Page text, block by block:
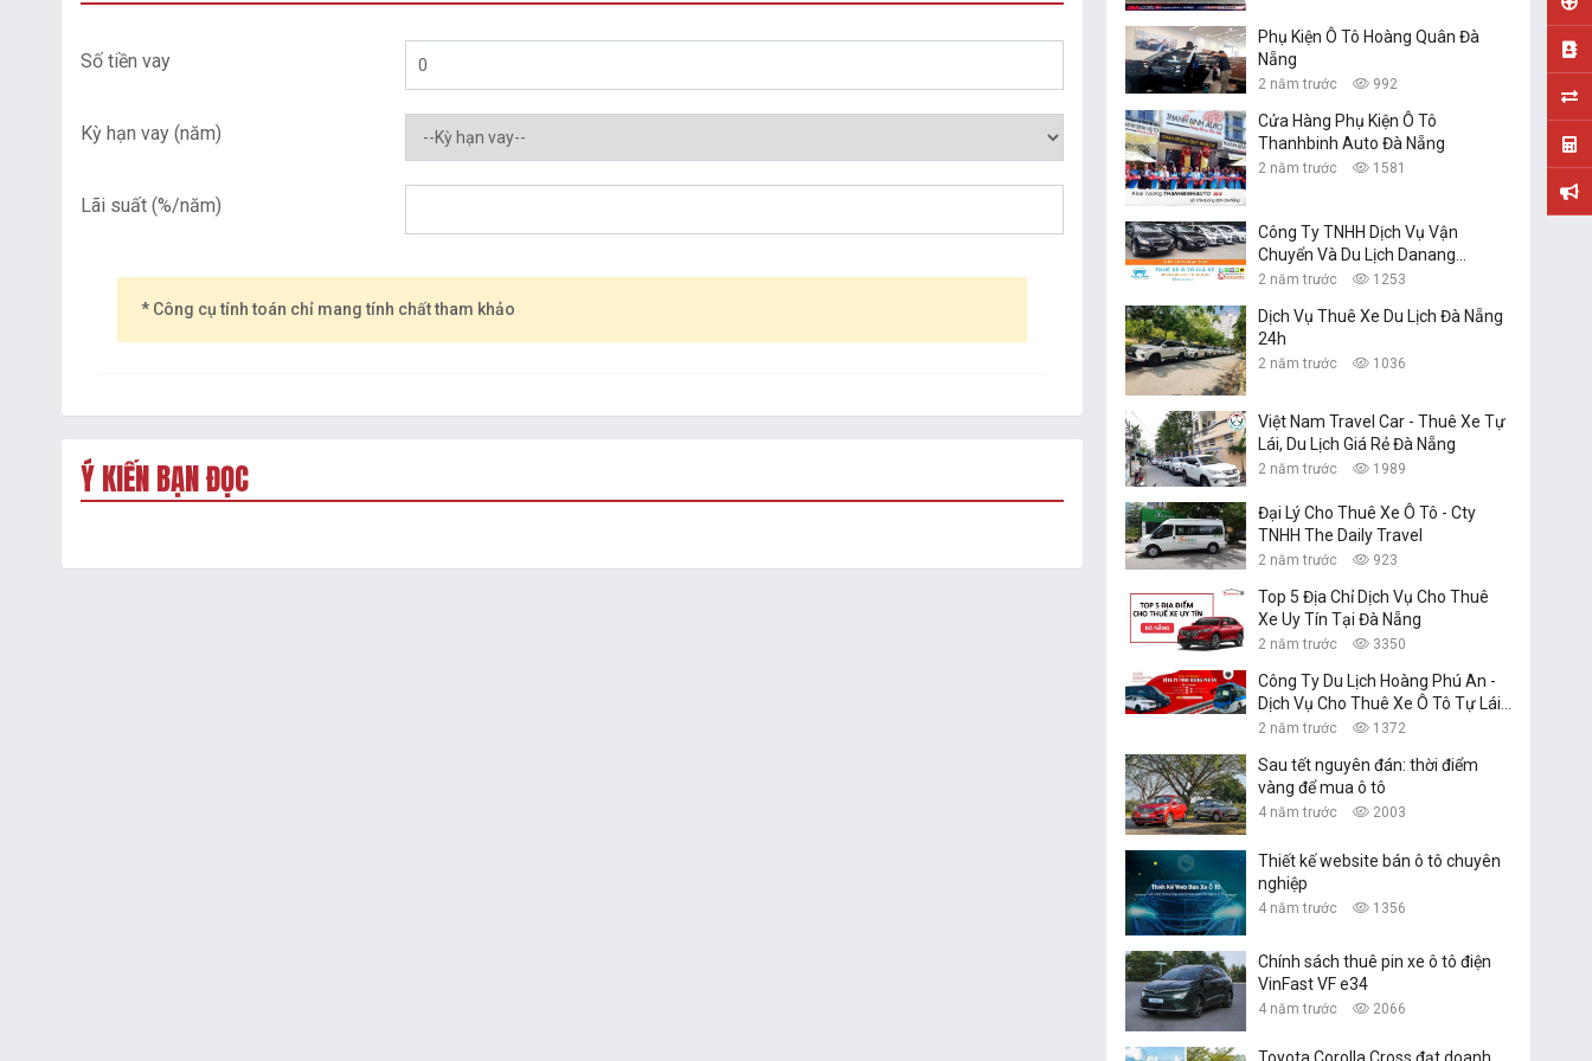
Số tiền vay
Kỳ hạn vay (năm)
Lãi suất (%/năm)
* Công cụ tính toán chỉ mang tính chất tham khảo
Ý KIẾN BẠN ĐỌC
Phụ Kiện Ô Tô Hoàng Quân Đà
Nẵng
2 năm trước 992
Cửa Hàng Phụ Kiện Ô Tô
Thanhbinh Auto Đà Nẵng
2 năm trước 1581
Công Ty TNHH Dịch Vụ Vận
Chuyển Và Du Lịch Danang
Transfer
2 năm trước 1253
Dịch Vụ Thuê Xe Du Lịch Đà Nẵng
24h
2 năm trước 1036
Việt Nam Travel Car - Thuê Xe Tự
Lái, Du Lịch Giá Rẻ Đà Nẵng
2 năm trước 1989
Đại Lý Cho Thuê Xe Ô Tô - Cty
TNHH The Daily Travel
2 năm trước 923
Top 5 Địa Chỉ Dịch Vụ Cho Thuê
Xe Uy Tín Tại Đà Nẵng
2 năm trước 3350
Công Ty Du Lịch Hoàng Phú An -
Dịch Vụ Cho Thuê Xe Ô Tô Tự Lái,
Xe Du Lịch Đà Nẵng
2 năm trước 1372
Sau tết nguyên đán: thời điểm
vàng để mua ô tô
4 năm trước 2003
Thiết kế website bán ô tô chuyên
nghiệp
4 năm trước 1356
Chính sách thuê pin xe ô tô điện
VinFast VF e34
4 năm trước 2066